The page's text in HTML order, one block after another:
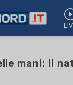
mani: il